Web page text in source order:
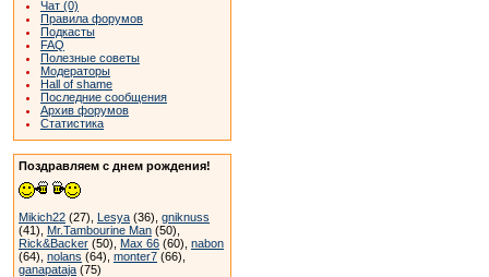
Чат (0)
Правила форумов
Подкасты
FAQ
Полезные советы
Модераторы
Hall of shame
Последние сообщения
Архив форумов
Статистика
Поздравляем с днем рождения!
Mikich22 (27), Lesya (36), gniknuss
(41), Mr.Tambourine Man (50),
Rick&Backer (50), Max 66 (60), nabon
(64), nolans (64), monter7 (66),
ganapataja (75)